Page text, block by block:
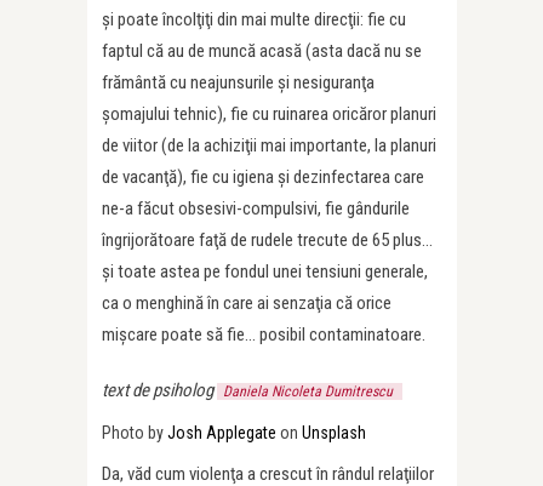
şi poate încolţiţi din mai multe direcţii: fie cu
faptul că au de muncă acasă (asta dacă nu se
frământă cu neajunsurile şi nesiguranţa
şomajului tehnic), fie cu ruinarea oricăror planuri
de viitor (de la achiziţii mai importante, la planuri
de vacanţă), fie cu igiena şi dezinfectarea care
ne-a făcut obsesivi-compulsivi, fie gândurile
îngrijorătoare faţă de rudele trecute de 65 plus…
şi toate astea pe fondul unei tensiuni generale,
ca o menghină în care ai senzaţia că orice
mişcare poate să fie… posibil contaminatoare.
text de psiholog Daniela Nicoleta Dumitrescu
Photo byJosh Applegate on Unsplash
Da, văd cum violenţa a crescut în rândul relaţiilor